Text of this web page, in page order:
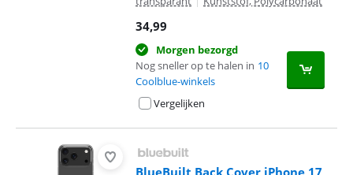
34,99
Morgen bezorgd
Nog sneller op te halen in 10
Coolblue-winkels
Vergelijken
BlueBuilt Back Cover iPhone 17